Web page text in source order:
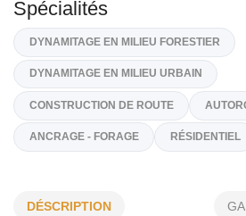
(418) 542 5059
(418) 542 3023
sb@foragesaguenay.ca
http://
DYNAMITAGE EN MILIEU FORESTIER
DÉSCRIPTION